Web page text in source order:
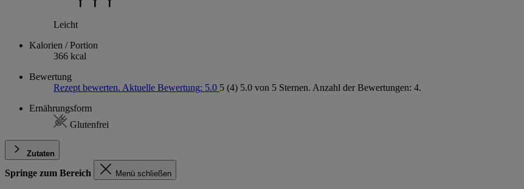
Leicht
Kalorien / Portion
366 kcal
Bewertung
Rezept bewerten. Aktuelle Bewertung: 5.0 5 (4) 5.0 von 5 Sternen. Anzahl der Bewertungen: 4.
Ernährungsform
Glutenfrei
Zutaten
Springe zum Bereich Menü schließen